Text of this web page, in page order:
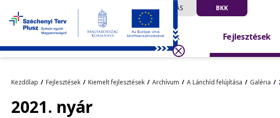
UTAZÁS BKK
Hírek Fejlesztések
Kezdőlap Fejlesztések Kiemelt fejlesztések Archívum A Lánchíd felújítása Galéria
2021. nyár